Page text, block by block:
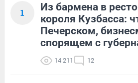
1
Из бармена в
короля Кузбасса:
Печерском,
спорящем с
14 211 12